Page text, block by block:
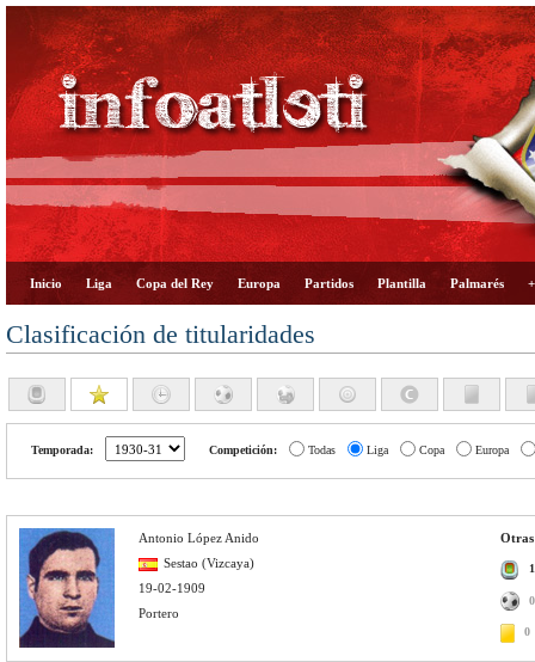
Inicio Liga Copa del Rey Europa Partidos Plantilla Palmarés
Clasificación de titularidades
Temporada: Competición: Todas Liga Copa Europa
Otras
0
0
Antonio López Anido
Sestao (Vizcaya)
19-02-1909
Portero